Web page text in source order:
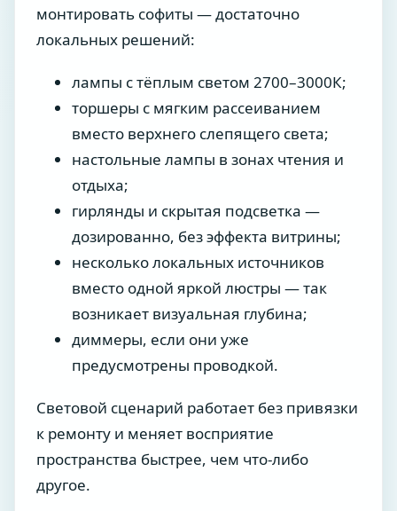
монтировать софиты — достаточно
локальных решений:
лампы с тёплым светом 2700–3000К;
торшеры с мягким рассеиванием
вместо верхнего слепящего света;
настольные лампы в зонах чтения и
отдыха;
гирлянды и скрытая подсветка —
дозированно, без эффекта витрины;
несколько локальных источников
вместо одной яркой люстры — так
возникает визуальная глубина;
диммеры, если они уже
предусмотрены проводкой.
Световой сценарий работает без привязки
к ремонту и меняет восприятие
пространства быстрее, чем что-либо
другое.